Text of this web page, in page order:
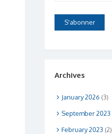
Archives
January 2026 (3)
September 2023
February 2023 (2)